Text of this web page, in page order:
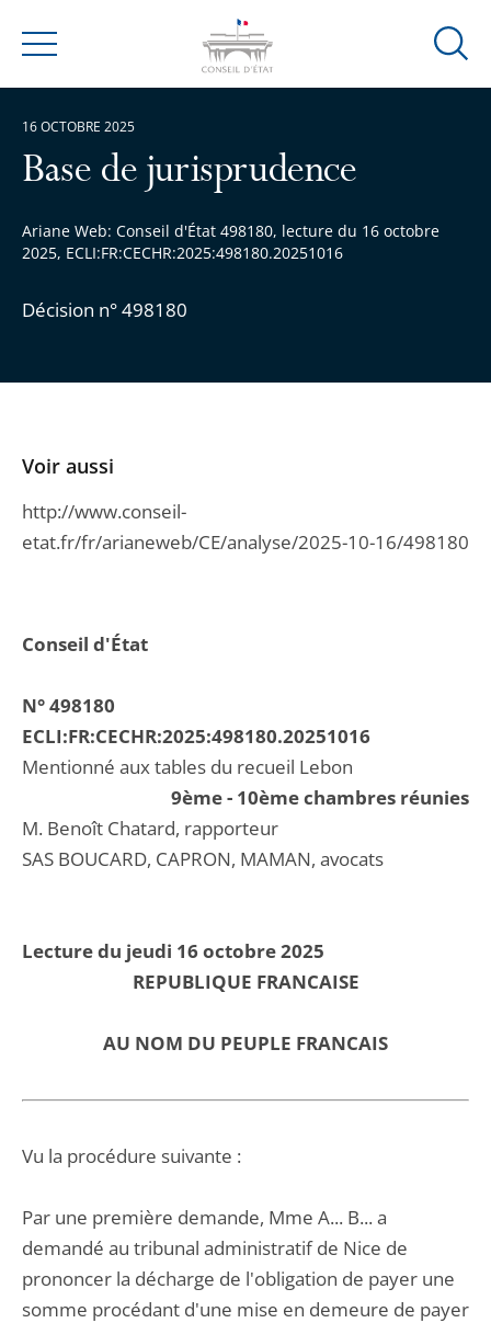
Menu
Ouvrir
Base de jurisprudence
Ariane Web: Conseil d'État 498180, lecture du 16 octobre
2025, ECLI:FR:CECHR:2025:498180.20251016
Décision n° 498180
16 OCTOBRE 2025
Conseil d'État
N° 498180
ECLI:FR:CECHR:2025:498180.20251016
Mentionné aux tables du recueil Lebon
9ème - 10ème chambres réunies
M. Benoît Chatard, rapporteur
SAS BOUCARD, CAPRON, MAMAN, avocats
Lecture du jeudi 16 octobre 2025
REPUBLIQUE FRANCAISE
AU NOM DU PEUPLE FRANCAIS
Vu la procédure suivante :
Par une première demande, Mme A... B... a
demandé au tribunal administratif de Nice de
prononcer la décharge de l'obligation de payer une
somme procédant d'une mise en demeure de payer
Voir aussi
http://www.conseil-
etat.fr/fr/arianeweb/CE/analyse/2025-10-16/498180